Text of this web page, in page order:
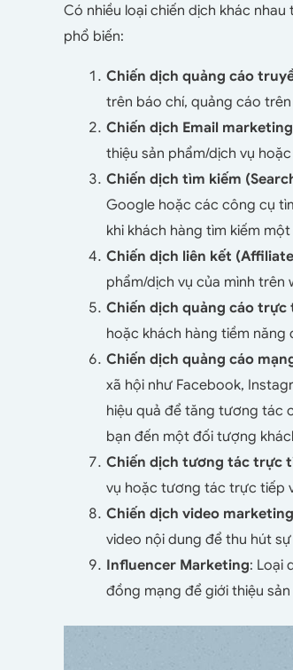
Có nhiều loại chiến dịch khác
phổ biến:
Chiến dịch quảng cáo
trên báo chí, quảng cáo
Chiến dịch Email marketing
thiệu sản phẩm/dịch vụ
Chiến dịch tìm kiếm
Google hoặc các công cụ
khi khách hàng tìm kiếm
Chiến dịch liên kết
phẩm/dịch vụ của mình
Chiến dịch quảng cáo trực
hoặc khách hàng tiềm năng
Chiến dịch quảng cáo
xã hội như Facebook,
hiệu quả để tăng tương tác
bạn đến một đối tượng
Chiến dịch tương tác trực
vụ hoặc tương tác trực tiếp
Chiến dịch video marketing
video nội dung để thu hút
Influencer Marketing: Loại
đồng mạng để giới thiệu